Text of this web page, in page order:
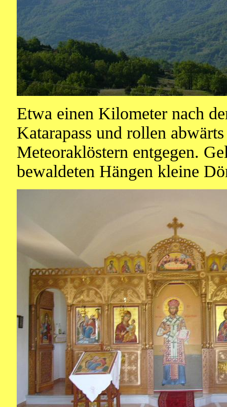
Etwa einen Kilometer nach
Katarapass und rollen
Meteoraklöstern entgegen.
bewaldeten Hängen kleine